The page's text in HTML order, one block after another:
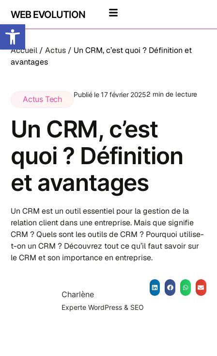
WEB EVOLUTION
Accueil /Actus / Un CRM, c’est quoi ? Définition et
avantages
Actus Tech Publié le 17 février 20252 min de lecture
Un CRM, c’est
quoi ? Définition
et avantages
Un CRM est un outil essentiel pour la gestion de la
relation client dans une entreprise. Mais que signifie
CRM ? Quels sont les outils de CRM ? Pourquoi utilise-
t-on un CRM ? Découvrez tout ce qu’il faut savoir sur
le CRM et son importance en entreprise.
Charlène
Experte WordPress & SEO
Ouvrir la barre d’outils